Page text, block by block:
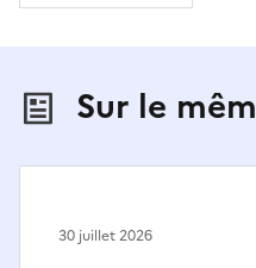
Sur le
30 juillet 2026